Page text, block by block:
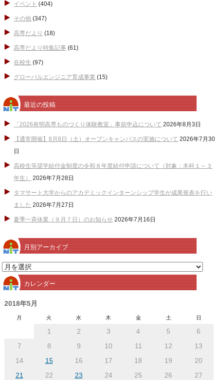
イベント (404)
その他 (347)
高専だより (18)
高専だより特集記事 (61)
在校生 (97)
グローバルエンジニア育成事業 (15)
最近の投稿
「2026有明高専ものづくり体験教室」事前申込について 2026年8月3日
【通常開催】8月8日（土）オープンキャンパスの実施について 2026年7月30
日
高校生等奨学給付金制度の令和８年度給付申請について（対象：本科１～３
年生）
2026年7月28日
タマサート大学からのアカデミックインターンシップ学生が成果発表を行い
ました 2026年7月27日
夏季一斉休業（９月７日）のお知らせ 2026年7月16日
月別アーカイブ
月
別
ア
ー
カレンダー
2018年5月
月 火 水 木 金 土 日
1 2 3 4 5
6
7
8 9 10 11 12
13
14
15 16 17 18 19
20
21
22 23 24 25 26 27